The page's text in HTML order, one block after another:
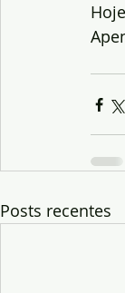
Posts recentes